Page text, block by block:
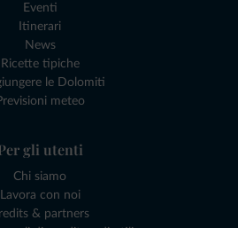
Eventi
Itinerari
News
Ricette tipiche
le Dolomiti
meteo
gli utenti
Chi siamo
Lavora con noi
& partners